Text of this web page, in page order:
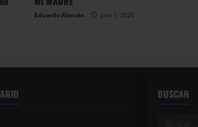
Eduardo Alarcón julio 1, 2026
BUSCAR